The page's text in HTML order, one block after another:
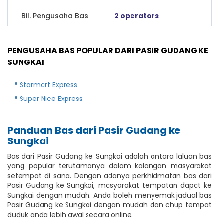
Bil. Pengusaha Bas 2 operators
PENGUSAHA BAS POPULAR DARI PASIR GUDANG KE
SUNGKAI
Starmart Express
Super Nice Express
Panduan Bas dari Pasir Gudang ke
Sungkai
Bas dari Pasir Gudang ke Sungkai adalah antara laluan bas
yang popular terutamanya dalam kalangan masyarakat
setempat di sana. Dengan adanya perkhidmatan bas dari
Pasir Gudang ke Sungkai, masyarakat tempatan dapat ke
Sungkai dengan mudah. Anda boleh menyemak jadual bas
Pasir Gudang ke Sungkai dengan mudah dan chup tempat
duduk anda lebih awal secara online.